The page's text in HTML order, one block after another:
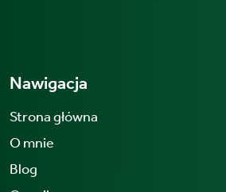
Nawigacja
Strona główna
O mnie
Blog